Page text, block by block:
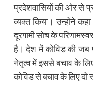
प्रदेशवासियों की ओर से
व्यक्त किया। उन्होंने
दूरगामी सोच के
है। देश में कोविड की जब
नेतृत्व में इससे बचाव के
कोविड से बचाव के लिए दो